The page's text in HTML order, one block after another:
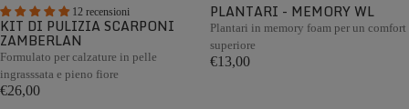
12 recensioni
KIT DI PULIZIA SCARPONI
ZAMBERLAN
Formulato per calzature in pelle
ingrasssata e pieno fiore
€26,00
PLANTARI - MEMORY WL
Plantari in memory foam per un comfort
superiore
€13,00